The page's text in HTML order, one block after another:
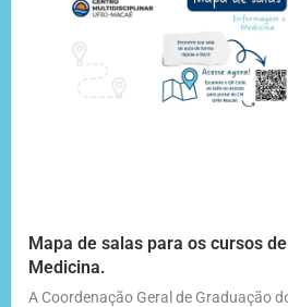
Mapa de salas para os cursos
Medicina.
A Coordenação Geral de Graduação